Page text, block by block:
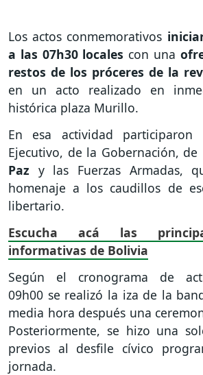
Los actos conmemorativos
a las 07h30 locales con una
restos de los próceres de la
en un acto realizado en
histórica plaza Murillo.
En esa actividad participaron
Ejecutivo, de la Gobernación, de
Paz y las Fuerzas Armadas,
homenaje a los caudillos de
libertario.
Escucha acá las
informativas de Bolivia
Según el cronograma de
09h00 se realizó la iza de la
media hora después una
Posteriormente, se hizo una
previos al desfile cívico
jornada.